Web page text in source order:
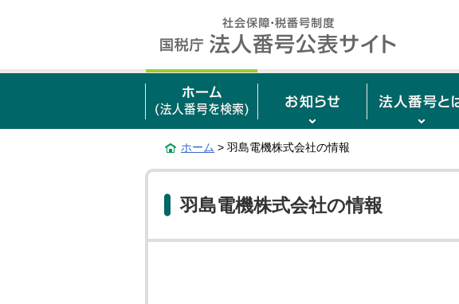
ホーム > 羽島電機株式会社の情報
羽島電機株式会社の情報